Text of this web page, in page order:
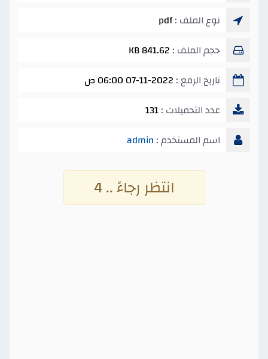
نوع الملف :pdf
حجم الملف : 841.62 KB
تاريخ الرفع : 07-11-2022 06:00 ص
عدد التحميلات :131
اسم المستخدم : admin
انتظر رجاءً .. 4